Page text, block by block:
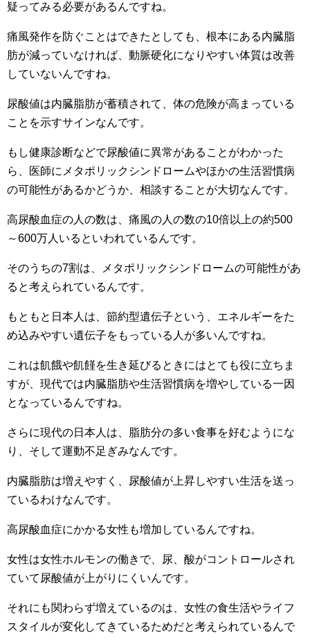
疑ってみる必要があるんですね。
痛風発作を防ぐことはできたとしても、根本にある内臓脂
肪が減っていなければ、動脈硬化になりやすい体質は改善
していないんですね。
尿酸値は内臓脂肪が蓄積されて、体の危険が高まっている
ことを示すサインなんです。
もし健康診断などで尿酸値に異常があることがわかった
ら、医師にメタポリックシンドロームやほかの生活習慣病
の可能性があるかどうか、相談することが大切なんです。
高尿酸血症の人の数は、痛風の人の数の10倍以上の約500
～600万人いるといわれているんです。
そのうちの7割は、メタポリックシンドロームの可能性があ
ると考えられているんです。
もともと日本人は、節約型遺伝子という、エネルギーをた
め込みやすい遺伝子をもっている人が多いんですね。
これは飢餓や飢饉を生き延びるときにはとても役に立ちま
すが、現代では内臓脂肪や生活習慣病を増やしている一因
となっているんですね。
さらに現代の日本人は、脂肪分の多い食事を好むようにな
り、そして運動不足ぎみなんです。
内臓脂肪は増えやすく、尿酸値が上昇しやすい生活を送っ
ているわけなんです。
高尿酸血症にかかる女性も増加しているんですね。
女性は女性ホルモンの働きで、尿、酸がコントロールされ
ていて尿酸値が上がりにくいんです。
それにも関わらず増えているのは、女性の食生活やライフ
スタイルが変化してきているためだと考えられているんで